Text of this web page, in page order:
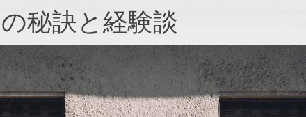
秘訣と経験談